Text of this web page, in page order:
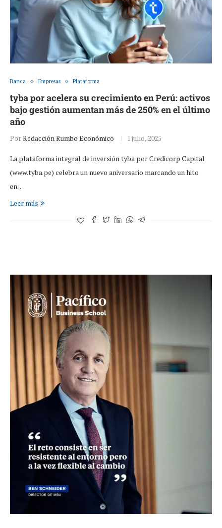
Banca Empresas Plataforma
tyba por acelera su crecimiento en Perú: activos
bajo gestión aumentan más de 250% en el último
año
PorRedacción Rumbo Económico 1 julio, 2025
La plataforma integral de inversión tyba por Credicorp Capital
(www.tyba.pe) celebra un nuevo aniversario marcando un hito
en…
Leer más